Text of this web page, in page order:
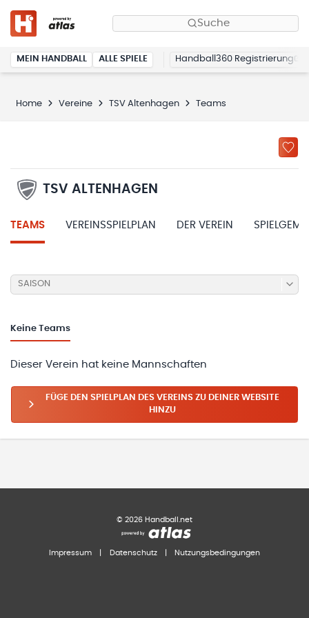
Suche
MEIN HANDBALL ALLE SPIELE Handball360 Registrierung
Home Vereine TSV Altenhagen Teams
TSV ALTENHAGEN
TEAMS VEREINSSPIELPLAN DER VEREIN
SAISON
Keine Teams
Dieser Verein hat keine Mannschaften
FÜGE DEN SPIELPLAN DES VEREINS ZU DEINER WEBSITE
HINZU
© 2026 Handball.net
Impressum Datenschutz Nutzungsbedingungen